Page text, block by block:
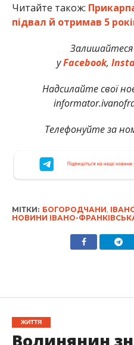
Читайте також:
підвал й отримав 5
Залишайтеся
уFacebook,
Надсилайте свої
Телефонуйте за
МІТКИ: БОГОРОДЧАНИ,
НОВИНИ ІВАНО-
ЖИТТЯ